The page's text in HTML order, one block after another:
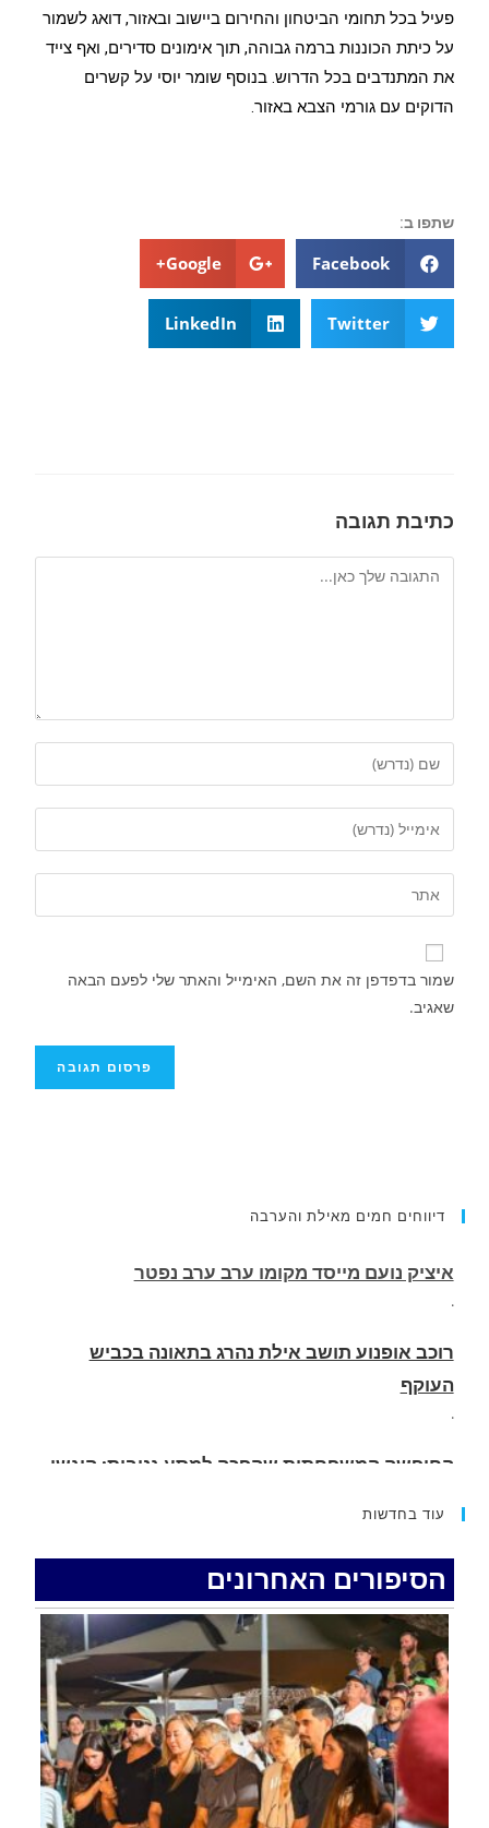
פעיל בכל תחומי הביטחון והחירום ביישוב ובאזור, דואג לשמור
על כיתת הכוננות ברמה גבוהה, תוך אימונים סדירים, ואף צייד
את המתנדבים בכל הדרוש. בנוסף שומר יוסי על קשרים
הדוקים עם גורמי הצבא באזור.
שתפו ב:
Facebook
Google+
Twitter
LinkedIn
כתיבת תגובה
שמור בדפדפן זה את השם, האימייל והאתר שלי לפעם הבאה
שאגיב.
דיווחים חמים מאילת והערבה
רוכב אופנוע תושב אילת נהרג בתאונה בכביש
העוקף
החופשה המשפחתית שהפכה למסע גניבות: הוגשו
.
רכב התנגש במעקה בטיחות בכביש 90 בסמוך לעין
חצבה. פצועים
איציק נועם מייסד מקומו ערב ערב נפטר
עוד בחדשות
הסיפורים האחרונים